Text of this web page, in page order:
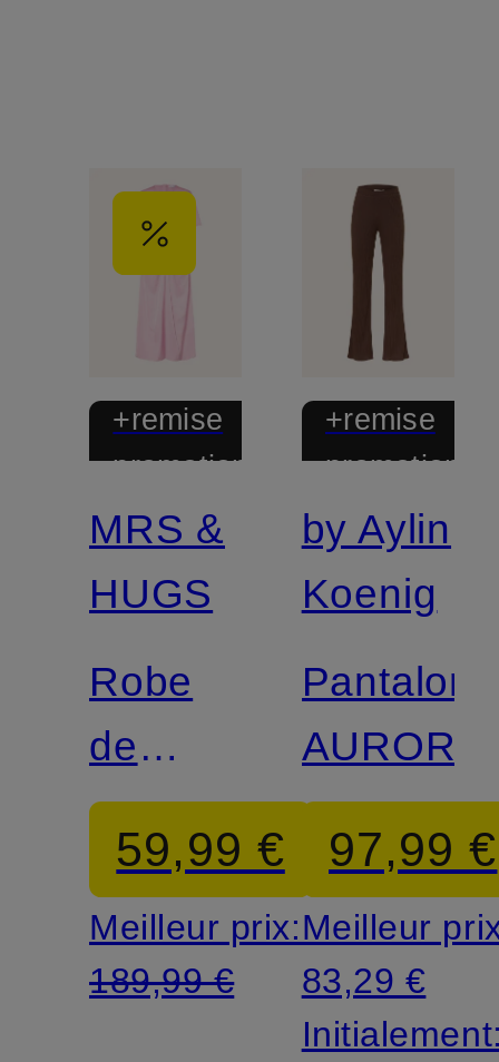
+remise
promotionnelle
MRS &
HUGS
Robe
de
cocktail
59,99 €
Meilleur prix:
189,99 €
+remise
En
exclusivité
by Aylin
Koenig
Pantalon
AURORA
97,99 €
Meilleur
83,29 €